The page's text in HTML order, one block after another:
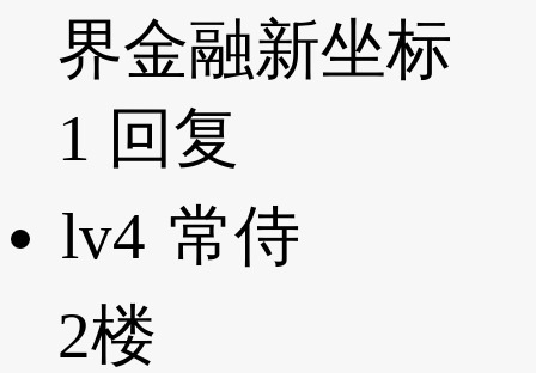
界金融新坐标
1 回复
lv4 常侍
2楼